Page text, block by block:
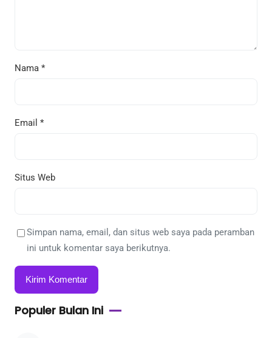
Nama *
Email *
Situs Web
Simpan nama, email, dan situs web saya pada peramban
ini untuk komentar saya berikutnya.
Populer Bulan Ini